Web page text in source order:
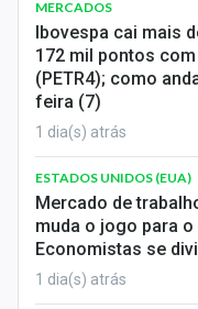
MERCADOS
Ibovespa cai mais
172 mil pontos
(PETR4); como
feira (7)
1 dia(s) atrás
ESTADOS UNIDOS (EUA)
Mercado de
muda o jogo para o
Economistas se
1 dia(s) atrás